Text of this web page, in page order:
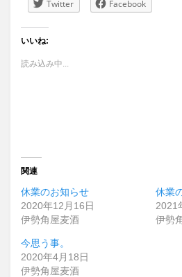
Twitter Facebook
いいね:
読み込み中...
関連
休業のお知らせ
2020年12月16日
伊勢角屋麦酒
休業
2021
伊勢
今思う事。
2020年4月18日
伊勢角屋麦酒